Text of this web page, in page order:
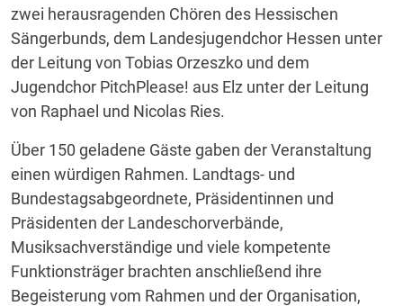
zwei herausragenden Chören des Hessischen
Sängerbunds, dem Landesjugendchor Hessen unter
der Leitung von Tobias Orzeszko und dem
Jugendchor PitchPlease! aus Elz unter der Leitung
von Raphael und Nicolas Ries.
Über 150 geladene Gäste gaben der Veranstaltung
einen würdigen Rahmen. Landtags- und
Bundestagsabgeordnete, Präsidentinnen und
Präsidenten der Landeschorverbände,
Musiksachverständige und viele kompetente
Funktionsträger brachten anschließend ihre
Begeisterung vom Rahmen und der Organisation,